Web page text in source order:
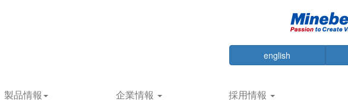
english
製品情報 企業情報 採用情報